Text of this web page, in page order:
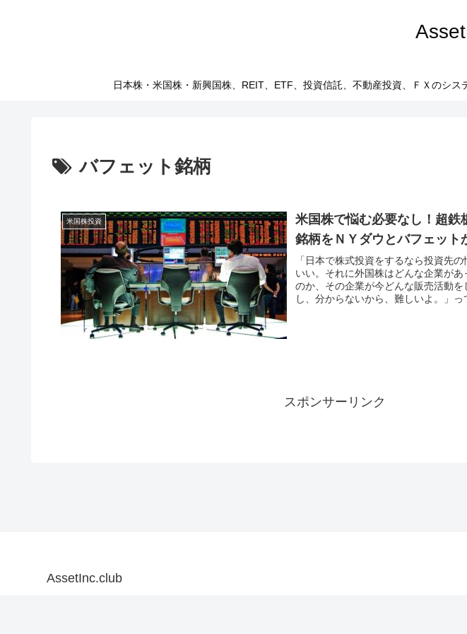
日本株・米国株・新興国株、REIT、ETF、投資信託、不動産投資、ＦＸのシ
バフェット銘柄
米国株投資
米国株で悩む必要なし！超鉄
銘柄をＮＹダウとバフェット
「日本で株式投資をするなら投資先
いい。それに外国株はどんな企業が
のか、その企業が今どんな販売活動
し、分からないから、難しいよ。」
スポンサーリンク
AssetInc.club